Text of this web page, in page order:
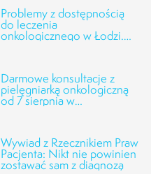
Problemy z dostępnością
do leczenia
onkologicznego w Łodzi.
Odpowiedzi CSK UMED
Darmowe konsultacje z
pielęgniarką onkologiczną
od 7 sierpnia w
Onkofundacji Alivia!
Wywiad z Rzecznikiem Praw
Pacjenta: Nikt nie powinien
zostawać sam z diagnozą